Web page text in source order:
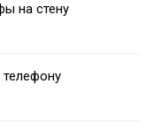
на стену